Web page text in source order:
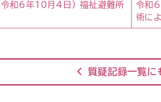
和6年10月4日） 福祉避難所
令和6
術に
質疑記録一覧に